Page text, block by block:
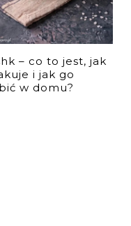
– co to jest, jak
i jak go
w domu?